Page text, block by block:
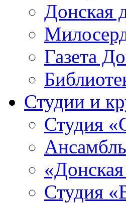
Донская
Газета
Студии и
Студия
Студия